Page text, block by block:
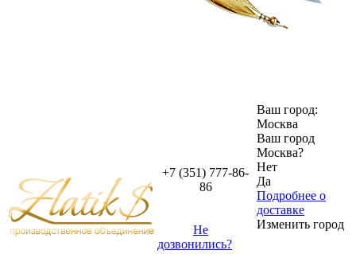
+7 (351) 777-86-
86
Не
дозвонились?
Ваш город:
Москва
Ваш город
Москва?
Нет
Да
Подробнее о
доставке
Изменить город